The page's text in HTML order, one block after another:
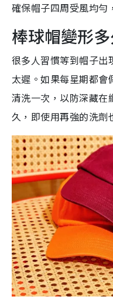
確保帽子四周受風均勻
棒球帽變形
很多人習慣等到帽子出
太遲。如果每星期都會
清洗一次，以防深藏在
久，即使用再強的洗劑